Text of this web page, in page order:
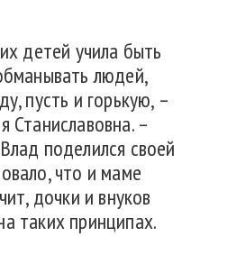
детей учила быть
людей,
пусть и горькую, –
Станиславовна. –
поделился своей
что и маме
дочки и внуков
таких принципах.